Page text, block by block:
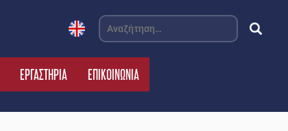
Αναζήτηση
για:
ΕΡΓΑΣΤΗΡΙΑ ΕΠΙΚΟΙΝΩΝΙΑ